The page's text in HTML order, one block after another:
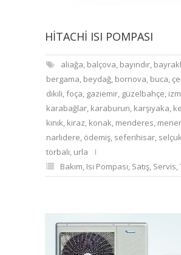
HITACHI ISI POMPASI
aliağa, balçova, bayındır,
bergama, beydağ, bornova, buca,
dikili,foça, gaziemir, güzelbahçe,
karabağlar, karaburun, karşıyaka,
kınık, kiraz, konak, menderes,
narlıdere, ödemiş, seferihisar,
torbalı, urla
Bakım, Isı Pompası, Satış, Servis,